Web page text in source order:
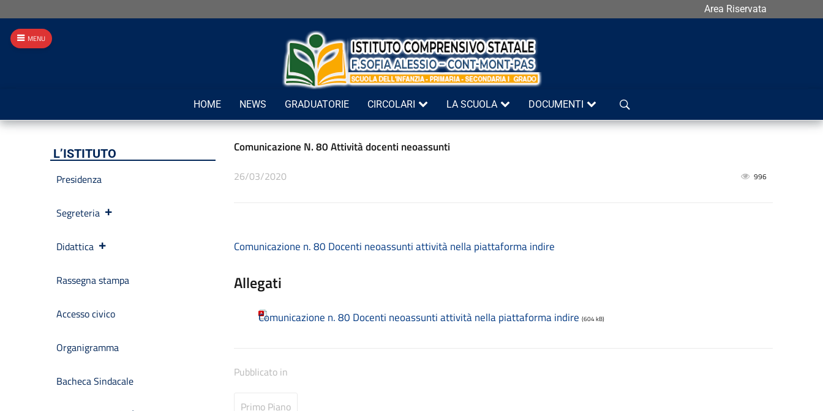
Area Riservata
Cerca
HOME NEWS GRADUATORIE CIRCOLARI LA SCUOLA DOCUMENTI
Comunicazione N. 80 Attività docenti neoassunti
26/03/2020 996
Comunicazione n. 80 Docenti neoassunti attività nella piattaforma indire
Allegati
Comunicazione n. 80 Docenti neoassunti attività nella piattaforma indire (604 kB)
Pubblicato in
Primo Piano
L’ISTITUTO
Presidenza
Segreteria
Didattica
Rassegna stampa
Accesso civico
Organigramma
Bacheca Sindacale
MENU